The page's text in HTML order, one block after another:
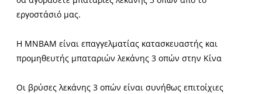
εργοστάσιό μας.
Η MNBAM είναι επαγγελματίας κατασκευαστής και
προμηθευτής μπαταριών λεκάνης 3 οπών στην Κίνα
Οι βρύσες λεκάνης 3 οπών είναι συνήθως επιτοίχιες